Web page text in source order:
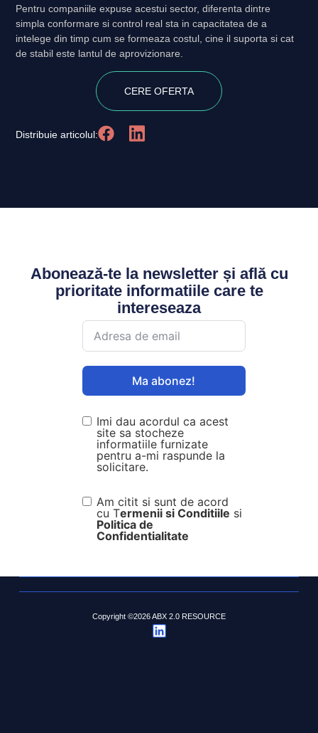
Pentru companiile expuse acestui sector, diferenta dintre
simpla conformare si control real sta in capacitatea de a
intelege din timp cum se formeaza costul, cine il suporta si cat
de stabil este lantul de aprovizionare.
CERE OFERTA
Distribuie articolul:
Abonează-te la newsletter și află cu
prioritate informatiile care te
intereseaza
Ma abonez!
Imi dau acordul ca acest
site sa stocheze
informatiile furnizate
pentru a-mi raspunde la
solicitare.
Am citit si sunt de acord
cu Termenii si Conditiile si
Politica de
Confidentialitate
Copyright ©2026 ABX 2.0 RESOURCE